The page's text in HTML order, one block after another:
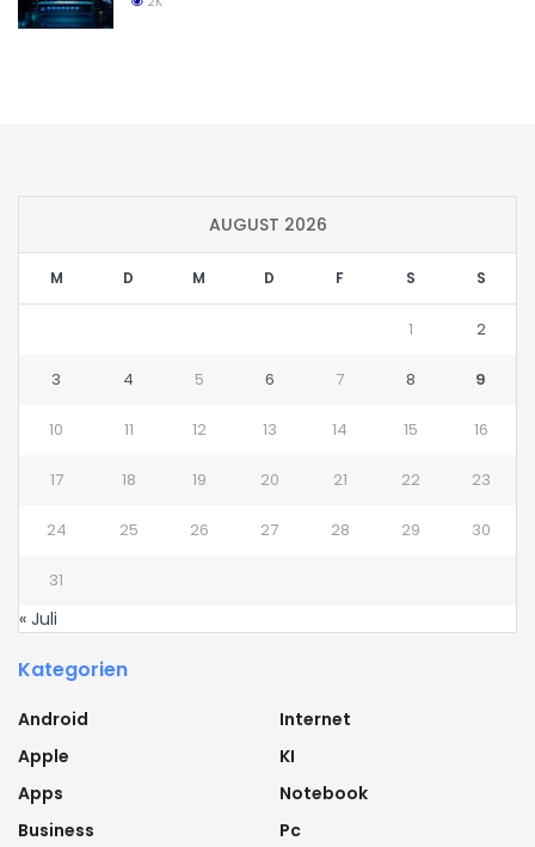
AUGUST 2026
M D M D F S S
1 2
3 4 5 6 7 8 9
10 11 12 13 14 15 16
17 18 19 20 21 22 23
24 25 26 27 28 29 30
31
« Juli
Kategorien
Android
Apple
Apps
Business
Internet
KI
Notebook
Pc